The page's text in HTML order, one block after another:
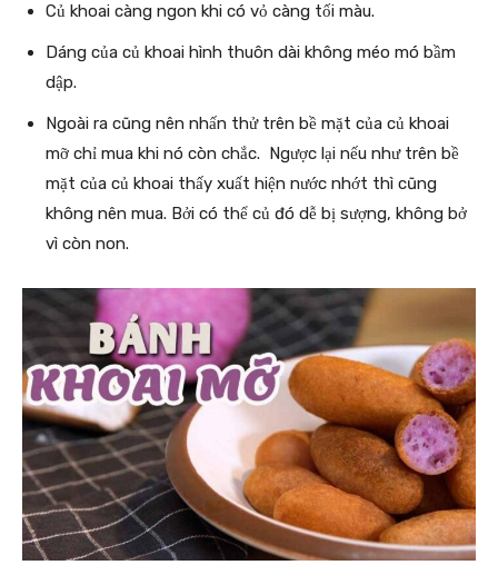
Củ khoai càng ngon khi có vỏ càng tối màu.
Dáng của củ khoai hình thuôn dài không méo mó bầm
dập.
Ngoài ra cũng nên nhấn thử trên bề mặt của củ khoai
mỡ chỉ mua khi nó còn chắc. Ngược lại nếu như trên bề
mặt của củ khoai thấy xuất hiện nước nhớt thì cũng
không nên mua. Bởi có thể củ đó dễ bị sượng, không bở
vì còn non.